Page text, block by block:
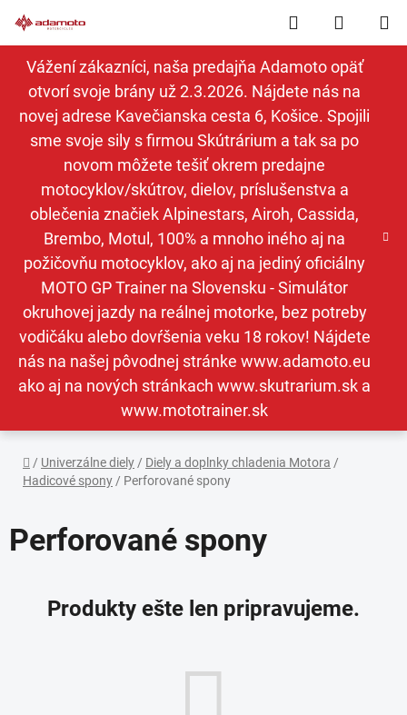
na
obsah
Vážení zákazníci, naša predajňa Adamoto opäť
otvorí svoje brány už 2.3.2026. Nájdete nás na
novej adrese Kavečianska cesta 6, Košice. Spojili
sme svoje sily s firmou Skútrárium a tak sa po
novom môžete tešiť okrem predajne
motocyklov/skútrov, dielov, príslušenstva a
oblečenia značiek Alpinestars, Airoh, Cassida,
Brembo, Motul, 100% a mnoho iného aj na
požičovňu motocyklov, ako aj na jediný oficiálny
MOTO GP Trainer na Slovensku - Simulátor
okruhovej jazdy na reálnej motorke, bez potreby
vodičáku alebo dovŕšenia veku 18 rokov! Nájdete
nás na našej pôvodnej stránke www.adamoto.eu
ako aj na nových stránkach www.skutrarium.sk a
www.mototrainer.sk
Hľadať
KOŠÍK
Domov
/ Univerzálne diely / Diely a doplnky chladenia Motora /
Hadicové spony / Perforované spony
Perforované spony
Produkty ešte len pripravujeme.